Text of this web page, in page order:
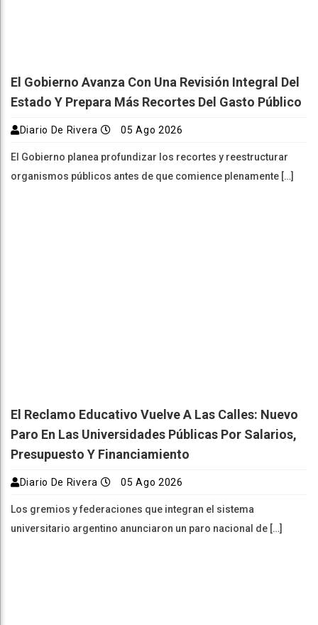
El Gobierno Avanza Con Una Revisión Integral Del
Estado Y Prepara Más Recortes Del Gasto Público
Diario De Rivera 05 Ago 2026
El Gobierno planea profundizar los recortes y reestructurar
organismos públicos antes de que comience plenamente […]
El Reclamo Educativo Vuelve A Las Calles: Nuevo
Paro En Las Universidades Públicas Por Salarios,
Presupuesto Y Financiamiento
Diario De Rivera 05 Ago 2026
Los gremios y federaciones que integran el sistema
universitario argentino anunciaron un paro nacional de […]